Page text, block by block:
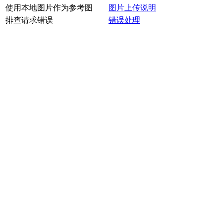
使用本地图片作为参考图
图片上传说明
排查请求错误
错误处理